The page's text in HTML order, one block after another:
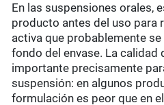
En las suspensiones orales,
producto antes del uso para
activa que probablemente se
fondo del envase. La calidad
importante precisamente
suspensión: en algunos
formulación es peor que en